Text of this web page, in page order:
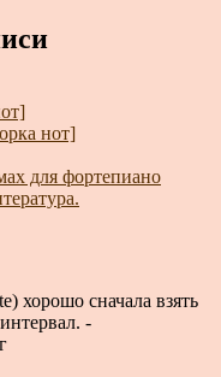
нот]
для фортепиано
хорошо сначала взять
-